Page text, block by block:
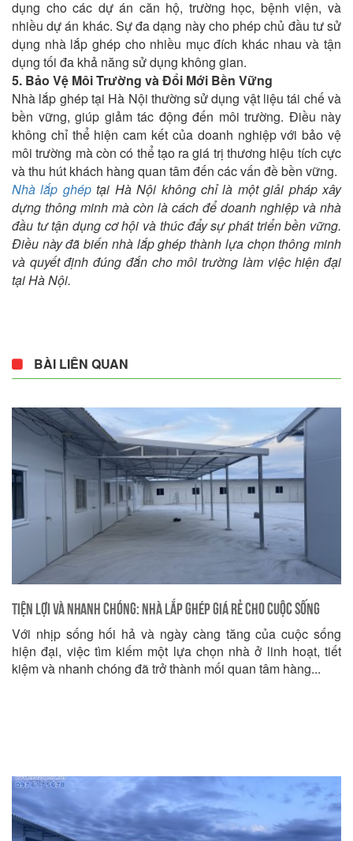
dụng cho các dự án căn hộ, trường học, bệnh viện, và
nhiều dự án khác. Sự đa dạng này cho phép chủ đầu tư sử
dụng nhà lắp ghép cho nhiều mục đích khác nhau và tận
dụng tối đa khả năng sử dụng không gian.
5. Bảo Vệ Môi Trường và Đổi Mới Bền Vững
Nhà lắp ghép tại Hà Nội thường sử dụng vật liệu tái chế và
bền vững, giúp giảm tác động đến môi trường. Điều này
không chỉ thể hiện cam kết của doanh nghiệp với bảo vệ
môi trường mà còn có thể tạo ra giá trị thương hiệu tích cực
và thu hút khách hàng quan tâm đến các vấn đề bền vững.
Nhà lắp ghéptại Hà Nội không chỉ là một giải pháp xây
dựng thông minh mà còn là cách để doanh nghiệp và nhà
đầu tư tận dụng cơ hội và thúc đẩy sự phát triển bền vững.
Điều này đã biến nhà lắp ghép thành lựa chọn thông minh
và quyết định đúng đắn cho môi trường làm việc hiện đại
tại Hà Nội.
BÀI LIÊN QUAN
Tiện Lợi và Nhanh Chóng: Nhà Lắp Ghép Giá Rẻ Cho Cuộc Sống
Hiện Đại
Với nhịp sống hối hả và ngày càng tăng của cuộc sống
hiện đại, việc tìm kiếm một lựa chọn nhà ở linh hoạt, tiết
kiệm và nhanh chóng đã trở thành mối quan tâm hàng...